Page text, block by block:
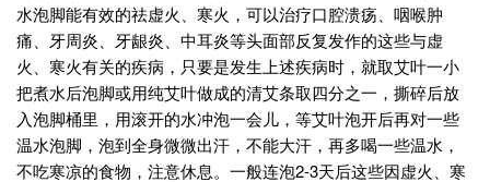
水泡脚能有效的祛虚火、寒火，可以治疗口腔溃疡、咽喉肿
痛、牙周炎、牙龈炎、中耳炎等头面部反复发作的这些与虚
火、寒火有关的疾病，只要是发生上述疾病时，就取艾叶一小
把煮水后泡脚或用纯艾叶做成的清艾条取四分之一，撕碎后放
入泡脚桶里，用滚开的水冲泡一会儿，等艾叶泡开后再对一些
温水泡脚，泡到全身微微出汗，不能大汗，再多喝一些温水，
不吃寒凉的食物，注意休息。一般连泡2-3天后这些因虚火、寒